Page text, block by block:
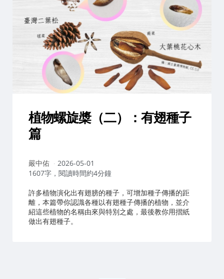
植物螺旋槳（二）：有翅種子
篇
作
者：
嚴中佑
2026-05-01
1607字，閱讀時間約4分鐘
許多植物演化出有翅膀的種子，可增加種子傳播的距
離，本篇帶你認識各種以有翅種子傳播的植物，並介
紹這些植物的名稱由來與特別之處，最後教你用摺紙
做出有翅種子。